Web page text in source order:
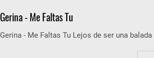
Gerina - Me Faltas Tu
Gerina - Me Faltas Tu Lejos de ser una